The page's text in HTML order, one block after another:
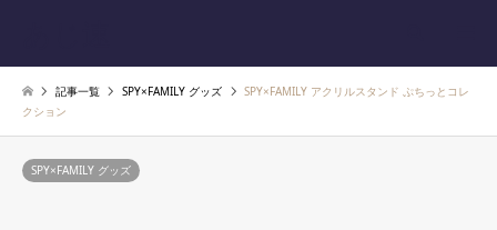
記事一覧 SPY×FAMILY グッズ
SPY×FAMILY アクリルスタンド ぷちっとコレ
クション
SPY×FAMILY グッズ